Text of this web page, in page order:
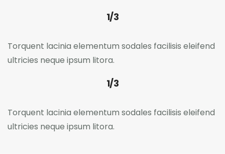
1/3
Torquent lacinia elementum sodales facilisis eleifend
ultricies neque ipsum litora.
1/3
Torquent lacinia elementum sodales facilisis eleifend
ultricies neque ipsum litora.